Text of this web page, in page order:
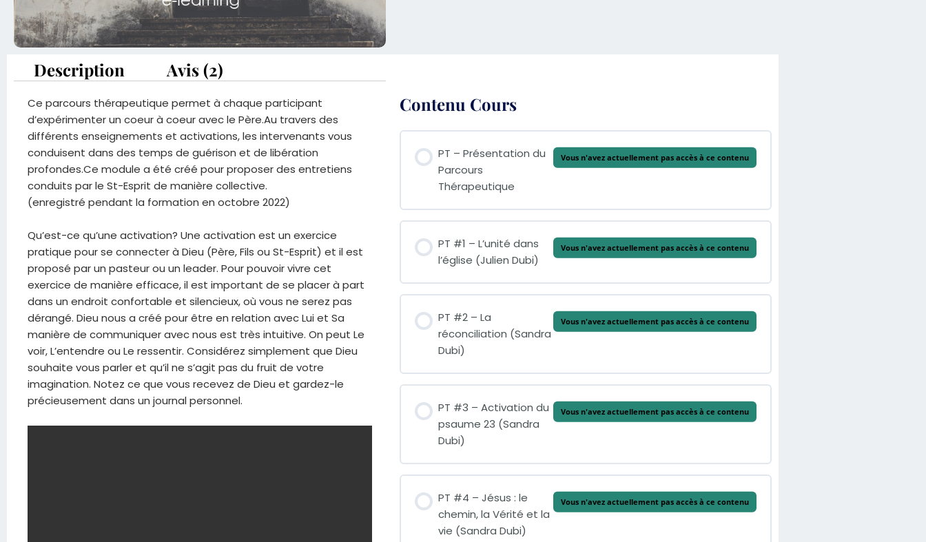
Description Avis (2)
Ce parcours thérapeutique permet à chaque participant
d’expérimenter un coeur à coeur avec le Père.Au travers des
différents enseignements et activations, les intervenants vous
conduisent dans des temps de guérison et de libération
profondes.Ce module a été créé pour proposer des entretiens
conduits par le St-Esprit de manière collective.
(enregistré pendant la formation en octobre 2022)
Qu’est-ce qu’une activation? Une activation est un exercice
pratique pour se connecter à Dieu (Père, Fils ou St-Esprit) et il est
proposé par un pasteur ou un leader. Pour pouvoir vivre cet
exercice de manière efficace, il est important de se placer à part
dans un endroit confortable et silencieux, où vous ne serez pas
dérangé. Dieu nous a créé pour être en relation avec Lui et Sa
manière de communiquer avec nous est très intuitive. On peut Le
voir, L’entendre ou Le ressentir. Considérez simplement que Dieu
souhaite vous parler et qu’il ne s’agit pas du fruit de votre
imagination. Notez ce que vous recevez de Dieu et gardez-le
précieusement dans un journal personnel.
Contenu Cours
PT – Présentation du
Parcours
Thérapeutique
Vous n'avez actuellement pas accès à ce contenu
PT #1 – L’unité dans
l’église (Julien Dubi)
Vous n'avez actuellement pas accès à ce contenu
PT #2 – La
réconciliation (Sandra
Dubi)
Vous n'avez actuellement pas accès à ce contenu
PT #3 – Activation du
psaume 23 (Sandra
Dubi)
Vous n'avez actuellement pas accès à ce contenu
PT #4 – Jésus : le
chemin, la Vérité et la
vie (Sandra Dubi)
Vous n'avez actuellement pas accès à ce contenu